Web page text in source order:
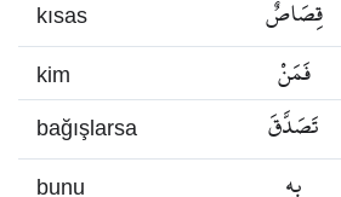
kısas قِصَاصٌ
kim فَمَنْ
bağışlarsa تَصَدَّقَ
بِهِ